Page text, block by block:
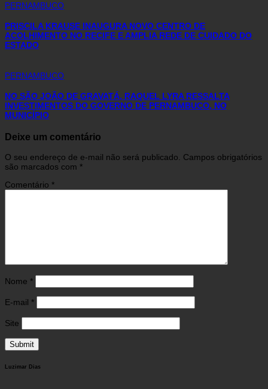
PERNAMBUCO
PRISCILA KRAUSE INAUGURA NOVO CENTRO DE
ACOLHIMENTO NO RECIFE E AMPLIA REDE DE CUIDADO DO
ESTADO
PERNAMBUCO
NO SÃO JOÃO DE GRAVATÁ, RAQUEL LYRA RESSALTA
INVESTIMENTOS DO GOVERNO DE PERNAMBUCO, NO
MUNICÍPIO
Deixe um comentário
O seu endereço de e-mail não será publicado. Campos obrigatórios
são marcados com *
Comentário *
Nome *
E-mail *
Site
Luzimar Dias